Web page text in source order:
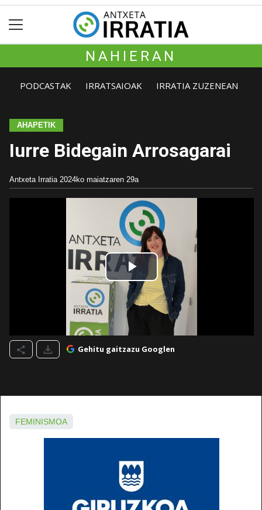
NAHIERAN
PODCASTAK IRRATSAIOAK IRRATIA ZUZENEAN
AHAPETIK
Iurre Bidegain Arrosagarai
Antxeta Irratia 2024ko maiatzaren 29a
Gehitu gaitzazu Googlen
FEMINISMOA